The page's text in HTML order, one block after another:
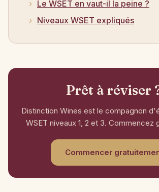
Le WSET en vaut-il la peine ?
Niveaux WSET expliqués
Prêt à réviser
Distinction Wines est le compagnon
WSET niveaux 1, 2 et 3. Commencez
Commencer